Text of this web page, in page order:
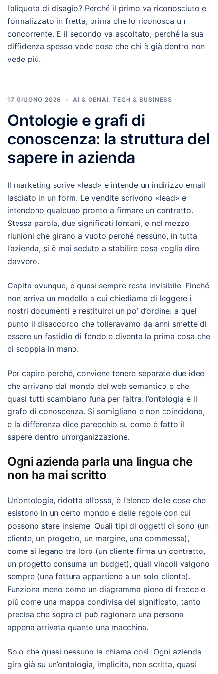
l’aliquota di disagio? Perché il primo va riconosciuto e
formalizzato in fretta, prima che lo riconosca un
concorrente. E il secondo va ascoltato, perché la sua
diffidenza spesso vede cose che chi è già dentro non
vede più.
17 GIUGNO 2026 AI & GENAI, TECH & BUSINESS
Ontologie e grafi di
conoscenza: la struttura del
sapere in azienda
Il marketing scrive «lead» e intende un indirizzo email
lasciato in un form. Le vendite scrivono «lead» e
intendono qualcuno pronto a firmare un contratto.
Stessa parola, due significati lontani, e nel mezzo
riunioni che girano a vuoto perché nessuno, in tutta
l’azienda, si è mai seduto a stabilire cosa voglia dire
davvero.
Capita ovunque, e quasi sempre resta invisibile. Finché
non arriva un modello a cui chiediamo di leggere i
nostri documenti e restituirci un po’ d’ordine: a quel
punto il disaccordo che tolleravamo da anni smette di
essere un fastidio di fondo e diventa la prima cosa che
ci scoppia in mano.
Per capire perché, conviene tenere separate due idee
che arrivano dal mondo del web semantico e che
quasi tutti scambiano l’una per l’altra: l’ontologia e il
grafo di conoscenza. Si somigliano e non coincidono,
e la differenza dice parecchio su come è fatto il
sapere dentro un’organizzazione.
Ogni azienda parla una lingua che
non ha mai scritto
Un’ontologia, ridotta all’osso, è l’elenco delle cose che
esistono in un certo mondo e delle regole con cui
possono stare insieme. Quali tipi di oggetti ci sono (un
cliente, un progetto, un margine, una commessa),
come si legano tra loro (un cliente firma un contratto,
un progetto consuma un budget), quali vincoli valgono
sempre (una fattura appartiene a un solo cliente).
Funziona meno come un diagramma pieno di frecce e
più come una mappa condivisa del significato, tanto
precisa che sopra ci può ragionare una persona
appena arrivata quanto una macchina.
Solo che quasi nessuno la chiama così. Ogni azienda
gira già su un’ontologia, implicita, non scritta, quasi